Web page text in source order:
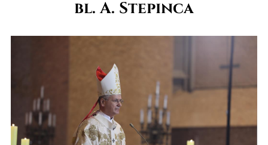
bl. A. Stepinca